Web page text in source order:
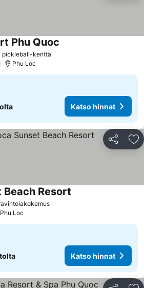
pickleball-kenttä
Phu Quoc
Phu Loc
Katso hinnat
Jaa
Beach Resort
Phu Loc
Katso hinnat